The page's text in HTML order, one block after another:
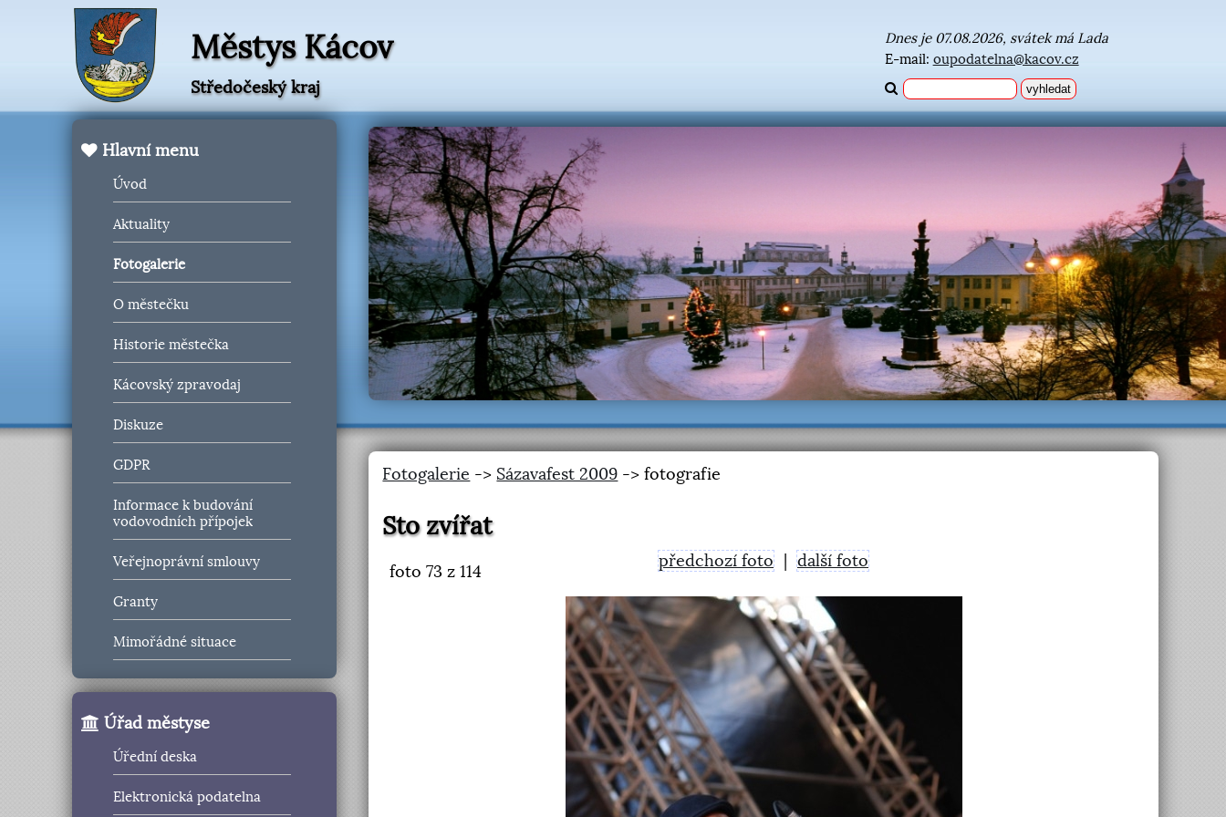
Městys Kácov
Středočeský kraj
Dnes je 07.08.2026, svátek má Lada
E-mail: oupodatelna@kacov.cz
Hlavní menu
Úvod
Aktuality
Fotogalerie
O městečku
Historie městečka
Kácovský zpravodaj
Diskuze
GDPR
Informace k budování
vodovodních přípojek
Veřejnoprávní smlouvy
Granty
Mimořádné situace
Úřad městyse
Úřední deska
Elektronická podatelna
Fotogalerie -> Sázavafest 2009 -> fotografie
Sto zvířat
foto73 z 114
předchozí foto další foto